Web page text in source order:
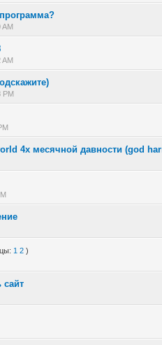
AM
AM
PM
4х месячной давности (god
1 2 )
сайт